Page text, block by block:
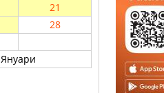
21
28
Януари